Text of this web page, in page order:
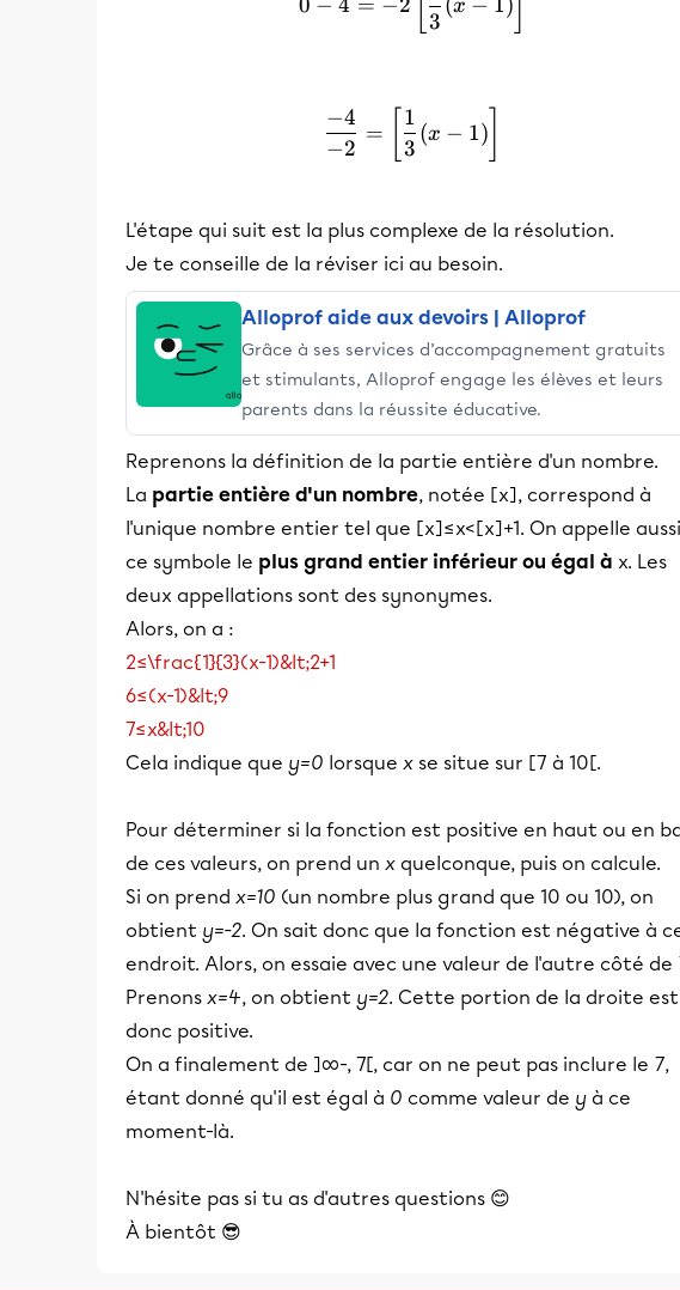
3
x
\frac{-4}{-
−2
−4
=
3
1
(x − 1)
L'étape qui suit est la plus complexe de la résolution.
Je te conseille de la réviser ici au besoin.
Alloprof aide aux devoirs | Alloprof
Grâce à ses services d’accompagnement gratuits
et stimulants, Alloprof engage les élèves et leurs
parents dans la réussite éducative.
Reprenons la définition de la partie entière d'un nombre.
La partie entière d'un nombre, notée [x], correspond à
l'unique nombre entier tel que [x]≤x<[x]+1. On appelle aussi
ce symbole le plus grand entier inférieur ou égal à x. Les
deux appellations sont des synonymes.
Alors, on a :
2≤\frac{1}{3}(x-1)&lt;2+1
6≤(x-1)&lt;9
7≤x&lt;10
Cela indique que y=0 lorsque x se situe sur [7 à 10[.
Pour déterminer si la fonction est positive en haut ou en
de ces valeurs, on prend un x quelconque, puis on calcule.
Si on prend x=10 (un nombre plus grand que 10 ou 10), on
obtient y=-2. On sait donc que la fonction est négative à
endroit. Alors, on essaie avec une valeur de l'autre côté de
Prenons x=4, on obtient y=2. Cette portion de la droite est
donc positive.
On a finalement de ]∞-, 7[, car on ne peut pas inclure le 7,
étant donné qu'il est égal à 0 comme valeur de y à ce
moment-là.
N'hésite pas si tu as d'autres questions 😊
À bientôt 😎